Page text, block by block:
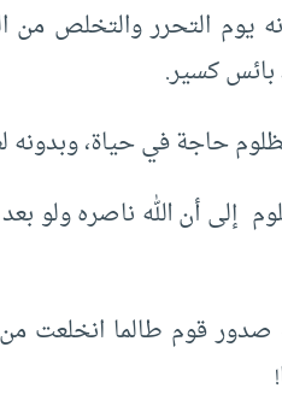
يوم التحرر والتخلص من
بائس كسير.
حاجة في حياة، وبدونه
إلى أن الله ناصره ولو
صدور قوم طالما انخلعت